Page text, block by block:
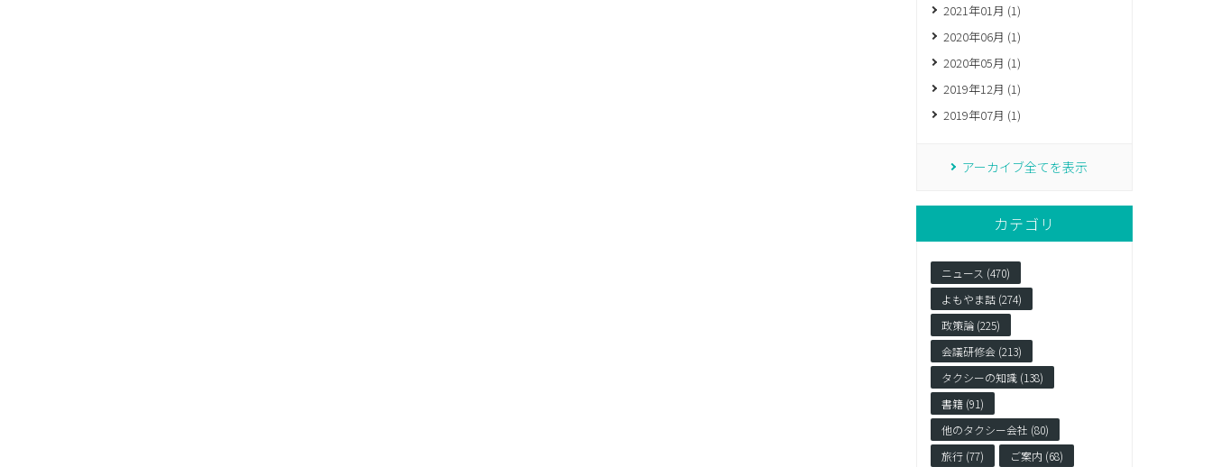
2021年01月 (1)
2020年06月 (1)
2020年05月 (1)
2019年12月 (1)
2019年07月 (1)
アーカイブ全てを表示
カテゴリ
ニュース (470)
よもやま話 (274)
政策論 (225)
会議研修会 (213)
タクシーの知識 (138)
書籍 (91)
他のタクシー会社 (80)
旅行 (77)
ご案内 (68)